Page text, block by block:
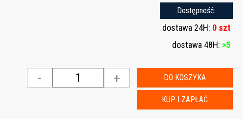
Dostępność:
dostawa 24H: 0 szt
dostawa 48H: >5
- + DO KOSZYKA
KUP I ZAPŁAĆ